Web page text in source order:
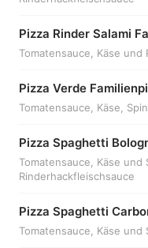
Pizza Rinder Salami
Tomatensauce, Käse und
Pizza Verde
Tomatensauce, Käse,
Pizza Spaghetti
Tomatensauce, Käse und
Rinderhackfleischsauce
Pizza Spaghetti
Tomatensauce, Käse